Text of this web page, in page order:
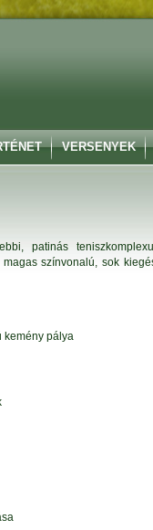
VERSENYEK
patinás
színvonalú, sok
kemény pálya